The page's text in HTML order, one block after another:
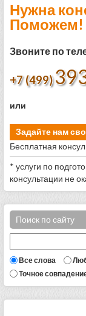
Нужна
Поможем!
Звоните по
+7 (499)
или
Задайте нам
Бесплатная
* услуги по
консультации не
Поиск по сайту
Все слова
Точное